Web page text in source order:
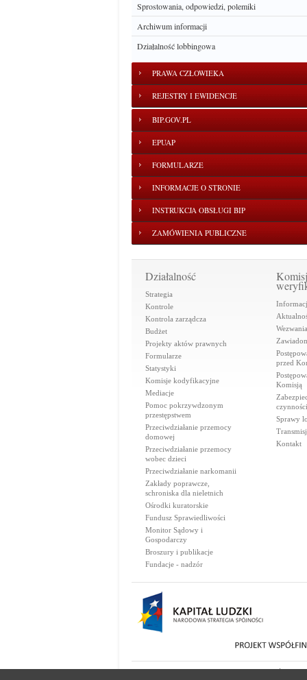
Sprostowania, odpowiedzi, polemiki
Archiwum informacji
Działalność lobbingowa
PRAWA CZŁOWIEKA
REJESTRY I EWIDENCJE
BIP.GOV.PL
EPUAP
FORMULARZE
INFORMACJE O STRONIE
INSTRUKCJA OBSŁUGI BIP
ZAMÓWIENIA PUBLICZNE
Działalność
Strategia
Kontrole
Kontrola zarządcza
Budżet
Projekty aktów prawnych
Formularze
Statystyki
Komisje kodyfikacyjne
Mediacje
Pomoc pokrzywdzonym
przestępstwem
Przeciwdziałanie przemocy
domowej
Przeciwdziałanie przemocy
wobec dzieci
Przeciwdziałanie narkomanii
Zakłady poprawcze,
schroniska dla nieletnich
Ośrodki kuratorskie
Fundusz Sprawiedliwości
Monitor Sądowy i
Gospodarczy
Broszury i publikacje
Fundacje - nadzór
Wezwania
przed
Komisją
Sprawy
Kontakt
© 2000-2026 Ministerstwo Sprawiedliwości